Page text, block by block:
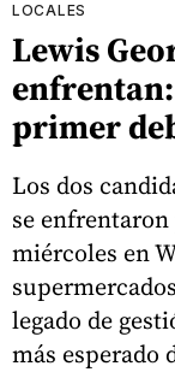
LOCALES
Lewis
primer
Los dos
se
miércoles en
legado de
más esperado